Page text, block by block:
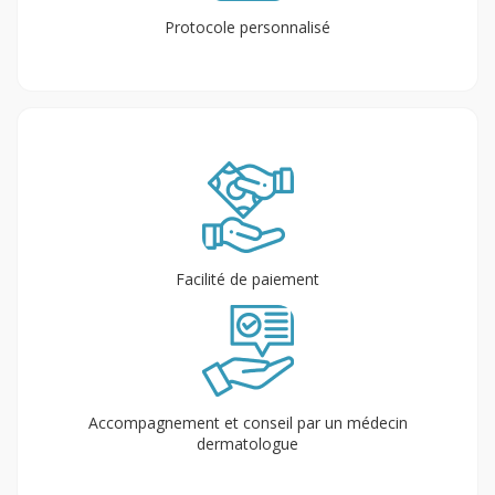
Protocole personnalisé
Facilité de paiement
Accompagnement et conseil par un médecin
dermatologue